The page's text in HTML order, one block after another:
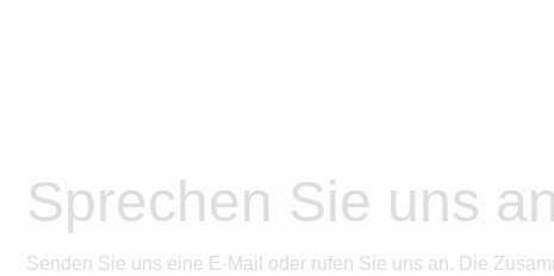
Sprechen Sie uns an
Senden Sie uns eine E-Mail oder rufen Sie uns an. Die